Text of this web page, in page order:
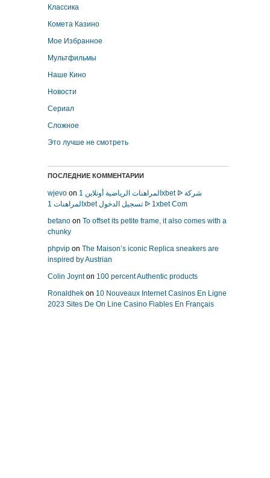
Классика
Комета Казино
Мое Избранное
Мультфильмы
Наше Кино
Новости
Сериал
Сложное
Это лучше не смотреть
ПОСЛЕДНИЕ КОММЕНТАРИИ
wjevo on المراهنات الرياضية أونلاين 1xbet ᐉ شركة
المراهنات 1xbet تسجيل الدخول ᐉ 1xbet Com
betano on To offset its petite frame, it also comes with a
chunky
phpvip on The Maison’s iconic Replica sneakers are
inspired by Austrian
Colin Joynton 100 percent Authentic products
Ronaldhek on 10 Nouveaux Internet Casinos En Ligne
2023 Sites De On Line Casino Fiables En Français